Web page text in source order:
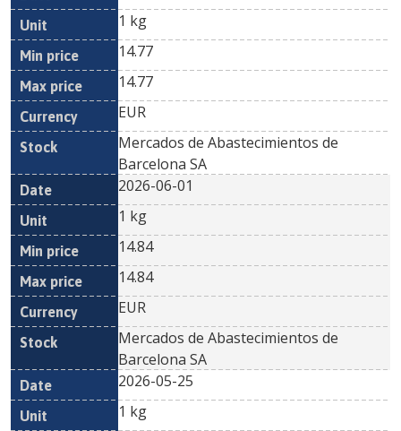
1 kg
14.77
14.77
EUR
Mercados de Abastecimientos de
Barcelona SA
2026-06-01
1 kg
14.84
14.84
EUR
Mercados de Abastecimientos de
Barcelona SA
2026-05-25
1 kg